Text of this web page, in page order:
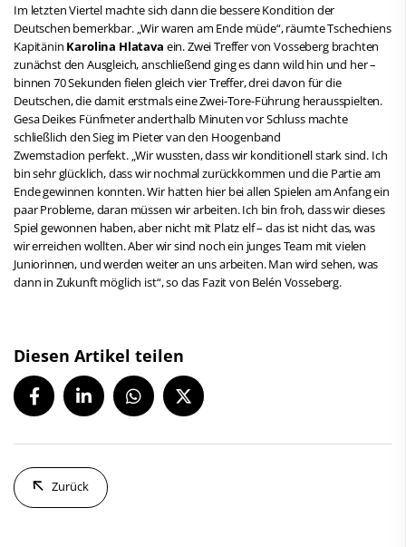
Im letzten Viertel machte sich dann die bessere Kondition der
Deutschen bemerkbar. „Wir waren am Ende müde“, räumte Tschechiens
Kapitänin Karolina Hlatava ein. Zwei Treffer von Vosseberg brachten
zunächst den Ausgleich, anschließend ging es dann wild hin und her –
binnen 70 Sekunden fielen gleich vier Treffer, drei davon für die
Deutschen, die damit erstmals eine Zwei-Tore-Führung herausspielten.
Gesa Deikes Fünfmeter anderthalb Minuten vor Schluss machte
schließlich den Sieg im Pieter van den Hoogenband
Zwemstadion perfekt. „Wir wussten, dass wir konditionell stark sind. Ich
bin sehr glücklich, dass wir nochmal zurückkommen und die Partie am
Ende gewinnen konnten. Wir hatten hier bei allen Spielen am Anfang ein
paar Probleme, daran müssen wir arbeiten. Ich bin froh, dass wir dieses
Spiel gewonnen haben, aber nicht mit Platz elf – das ist nicht das, was
wir erreichen wollten. Aber wir sind noch ein junges Team mit vielen
Juniorinnen, und werden weiter an uns arbeiten. Man wird sehen, was
dann in Zukunft möglich ist“, so das Fazit von Belén Vosseberg.
Diesen Artikel teilen
Zurück